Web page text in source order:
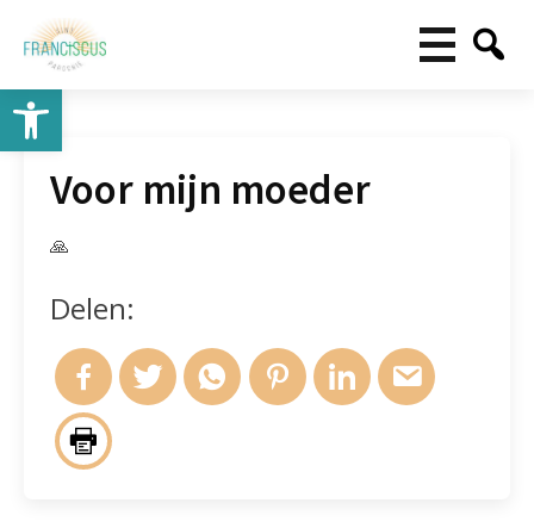
Toolbar openen
Voor mijn moeder
🙏
Delen: